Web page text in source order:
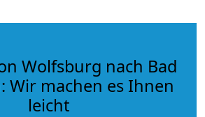
Wolfsburg nach Bad
Wir machen es Ihnen
leicht